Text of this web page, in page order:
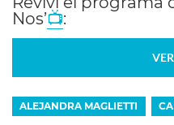
Nos’📺:
ALEJANDRA MAGLIETTI